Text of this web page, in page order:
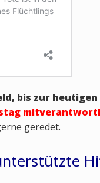
bis zur heutigen
geredet.